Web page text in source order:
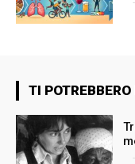
TI
-